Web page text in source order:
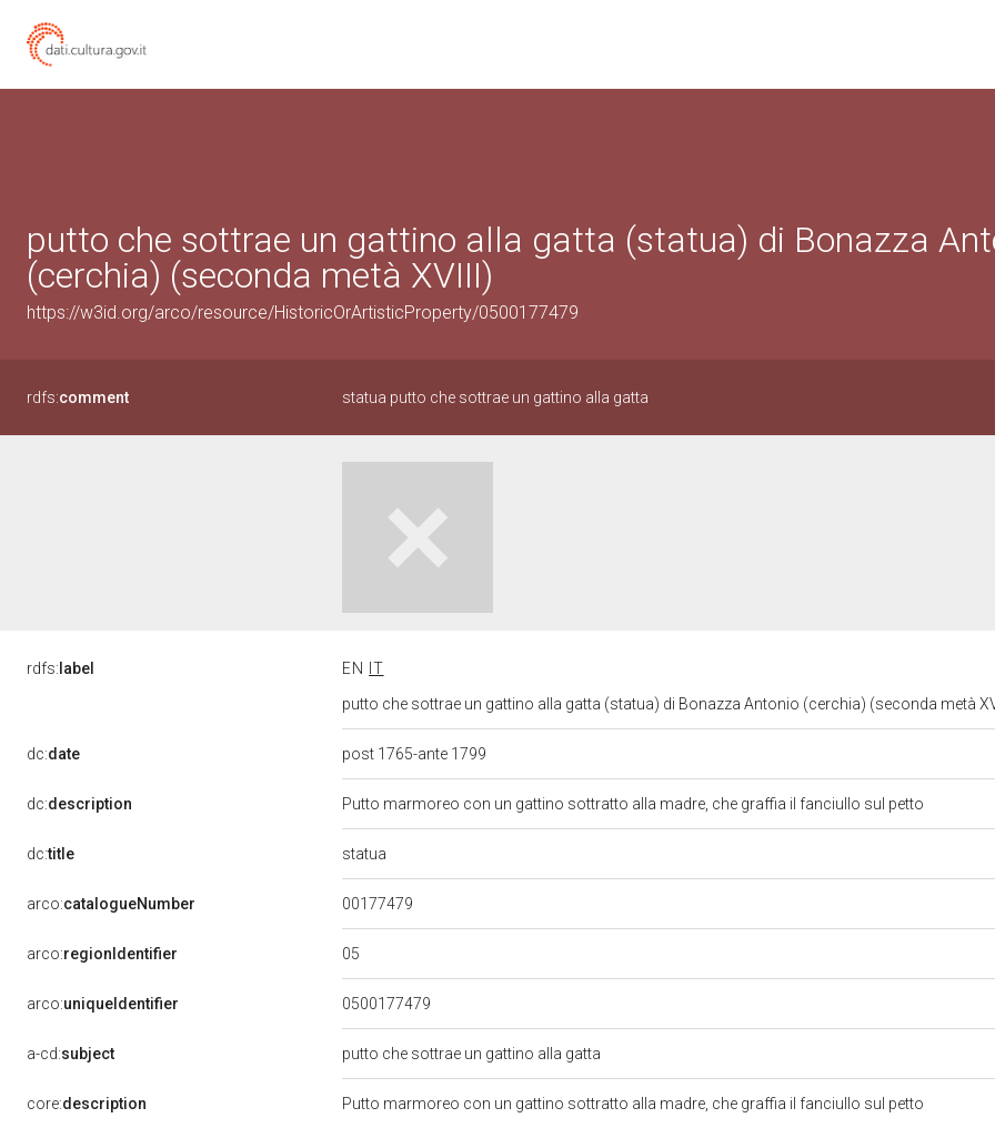
putto che sottrae un gattino alla gatta (statua) di Bonazza
(cerchia) (seconda metà XVIII)
https://w3id.org/arco/resource/HistoricOrArtisticProperty/0500177479
rdfs:comment statua putto che sottrae un gattino alla gatta
rdfs: label EN
IT
putto che sottrae un gattino alla gatta (statua) di Bonazza Antonio (cerchia) (seconda metà
dc:date post 1765-ante 1799
dc:description Putto marmoreo con un gattino sottratto alla madre, che graffia il fanciullo sul petto
dc:title statua
arco:catalogueNumber 00177479
arco:regionIdentifier 05
arco:uniqueIdentifier 0500177479
a-cd:subject putto che sottrae un gattino alla gatta
core:description Putto marmoreo con un gattino sottratto alla madre, che graffia il fanciullo sul petto